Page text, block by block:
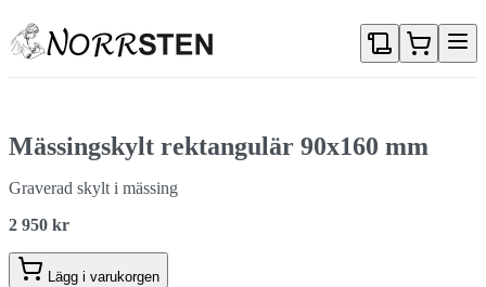
Mässingskylt rektangulär 90x160 mm
Graverad skylt i mässing
2 950 kr
Lägg i varukorgen